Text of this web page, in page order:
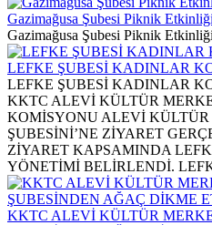
Gazimağusa Şubesi Piknik Etkinliği
Gazimağusa Şubesi Piknik Etkinliği
LEFKE ŞUBESİ KADINLAR
LEFKE ŞUBESİ KADINLAR
KKTC ALEVİ KÜLTÜR
KOMİSYONU ALEVİ
ŞUBESİNİ’NE ZİYARET
ZİYARET KAPSAMINDA
YÖNETİMİ BELİRLENDİ.
KKTC ALEVİ KÜLTÜR